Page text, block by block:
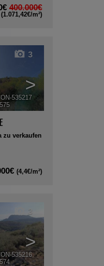
400.000€
(1.071,42€/m²)
>
3
535217 🔗
zu verkaufen
(4,4€/m²)
>
3
535216 🔗